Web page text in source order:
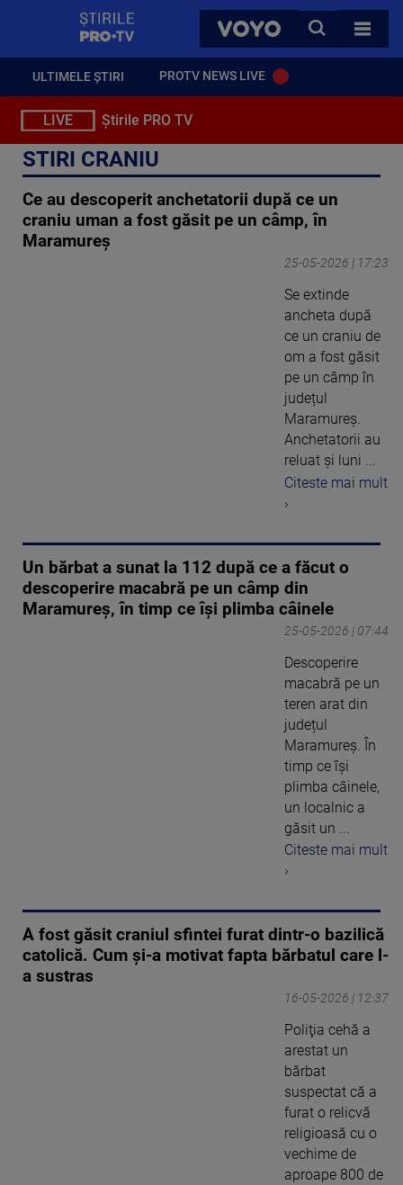
VOYO
CAUTA
TOATE
ULTIMELE ȘTIRI PROTV NEWS LIVE
LIVE Știrile PRO TV
STIRI CRANIU
Ce au descoperit anchetatorii după ce un
craniu uman a fost găsit pe un câmp, în
Maramureș
25-05-2026 | 17:23
Se extinde
ancheta după
ce un craniu de
om a fost găsit
pe un câmp în
județul
Maramureș.
Anchetatorii au
reluat și luni ...
Citeste mai mult
›
Un bărbat a sunat la 112 după ce a făcut o
descoperire macabră pe un câmp din
Maramureș, în timp ce își plimba câinele
25-05-2026 | 07:44
Descoperire
macabră pe un
teren arat din
județul
Maramureș. În
timp ce își
plimba câinele,
un localnic a
găsit un ...
Citeste mai mult
›
A fost găsit craniul sfintei furat dintr-o bazilică
catolică. Cum și-a motivat fapta bărbatul care l-
a sustras
16-05-2026 | 12:37
Poliţia cehă a
arestat un
bărbat
suspectat că a
furat o relicvă
religioasă cu o
vechime de
aproape 800 de